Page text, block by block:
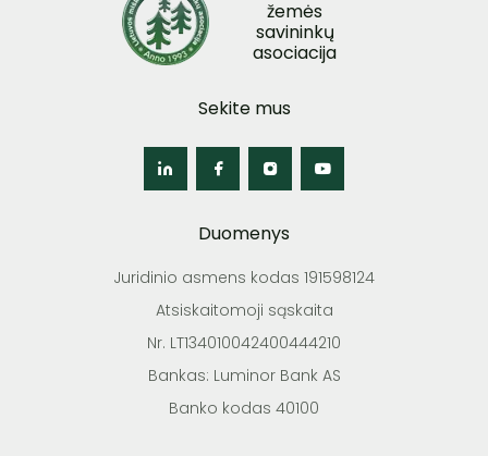
žemės
savininkų
asociacija
Sekite mus
Duomenys
Juridinio asmens kodas 191598124
Atsiskaitomoji sąskaita
Nr. LT134010042400444210
Bankas: Luminor Bank AS
Banko kodas 40100